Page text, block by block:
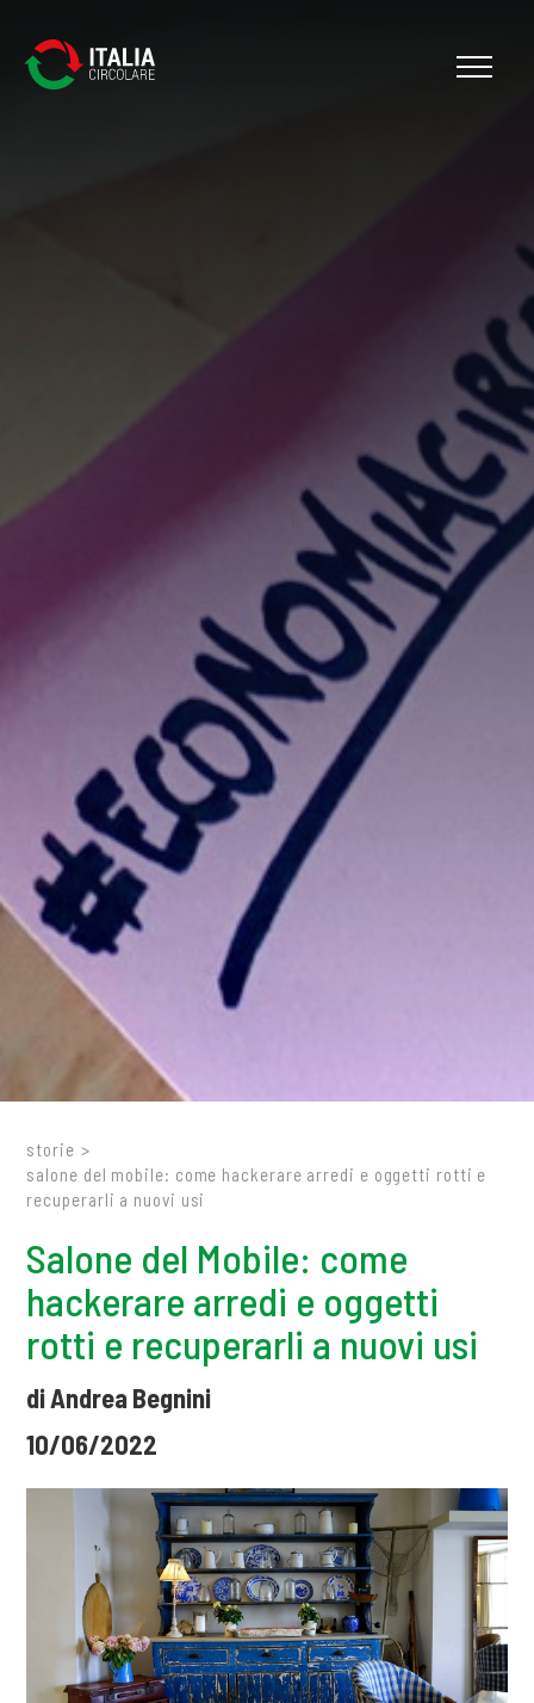
storie >
salone del mobile: come hackerare arredi e oggetti rotti e
recuperarli a nuovi usi
Salone del Mobile: come
hackerare arredi e oggetti
rotti e recuperarli a nuovi usi
di Andrea Begnini
10/06/2022